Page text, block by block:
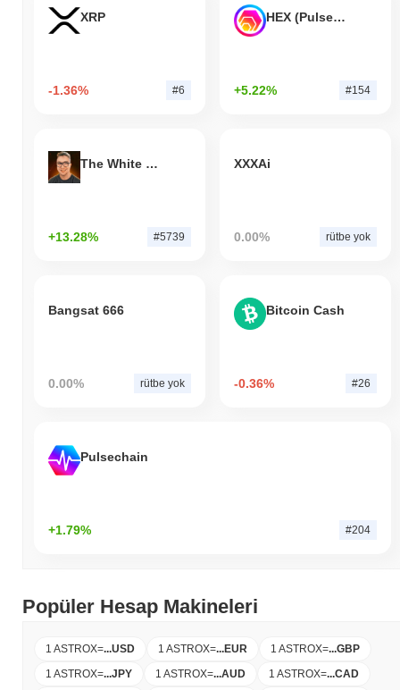
XRP
-1.36% #6
HEX (Pulsechain)
+5.22% #154
The White Bull
+13.28% #5739
XXXAi
0.00% rütbe yok
Bangsat 666
0.00% rütbe yok
Bitcoin Cash
-0.36% #26
Pulsechain
+1.79% #204
Popüler Hesap Makineleri
1 ASTROX=...USD 1 ASTROX=...EUR 1 ASTROX=...GBP
1 ASTROX=...JPY 1 ASTROX=...AUD 1 ASTROX=...CAD